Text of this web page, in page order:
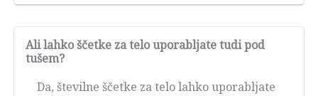
Ali lahko ščetke za telo uporabljate tudi pod
tušem?
Da, številne ščetke za telo lahko uporabljate